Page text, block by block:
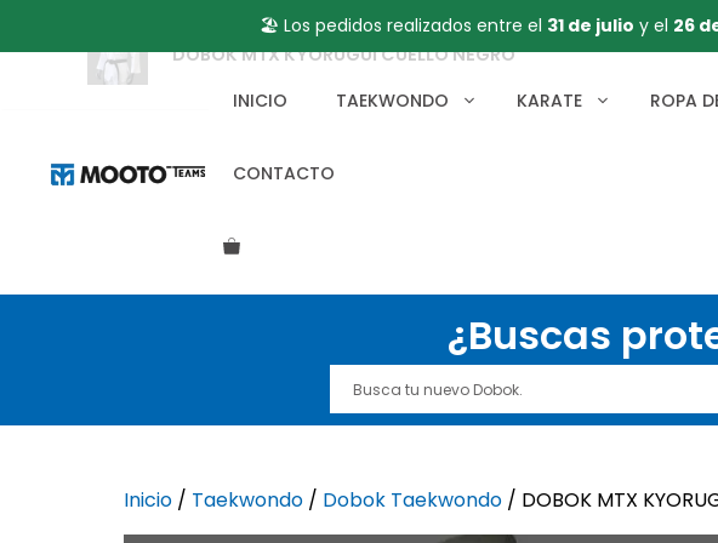
🏖️ Los pedidos realizados entre el 31 de julio y el 26
INICIO TAEKWONDO KARATE ROPA
CONTACTO
¿Buscas
Inicio / Taekwondo / Dobok Taekwondo / DOBOK MTX
DOBOK MTX KYORUGUI CUELLO NEGRO